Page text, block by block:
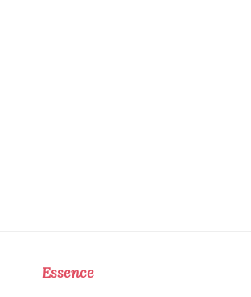
Essence